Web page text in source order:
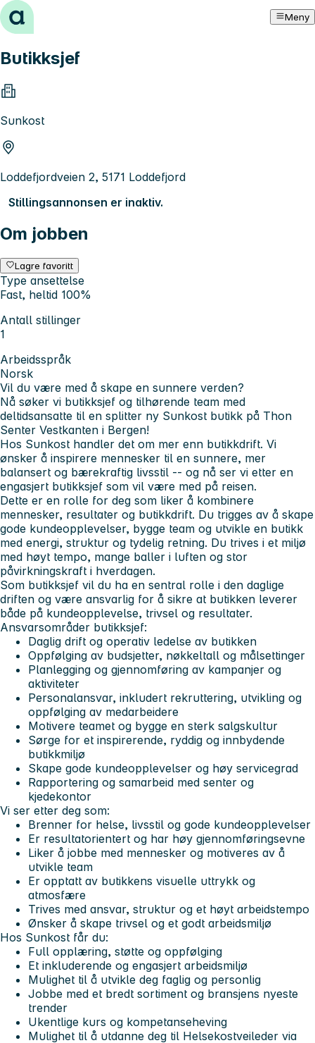
Hopp til innhold Meny
Butikksjef
Sunkost
Loddefjordveien 2, 5171 Loddefjord
Stillingsannonsen er inaktiv.
Om jobben
Lagre favoritt
Type ansettelse
Fast, heltid 100%
Antall stillinger
1
Arbeidsspråk
Norsk
Vil du være med å skape en sunnere verden?
Nå søker vi butikksjef og tilhørende team med
deltidsansatte til en splitter ny Sunkost butikk på Thon
Senter Vestkanten i Bergen!
Hos Sunkost handler det om mer enn butikkdrift. Vi
ønsker å inspirere mennesker til en sunnere, mer
balansert og bærekraftig livsstil -- og nå ser vi etter en
engasjert butikksjef som vil være med på reisen.
Dette er en rolle for deg som liker å kombinere
mennesker, resultater og butikkdrift. Du trigges av å skape
gode kundeopplevelser, bygge team og utvikle en butikk
med energi, struktur og tydelig retning. Du trives i et miljø
med høyt tempo, mange baller i luften og stor
påvirkningskraft i hverdagen.
Som butikksjef vil du ha en sentral rolle i den daglige
driften og være ansvarlig for å sikre at butikken leverer
både på kundeopplevelse, trivsel og resultater.
Ansvarsområder butikksjef:
Daglig drift og operativ ledelse av butikken
Oppfølging av budsjetter, nøkkeltall og målsettinger
Planlegging og gjennomføring av kampanjer og
aktiviteter
Personalansvar, inkludert rekruttering, utvikling og
oppfølging av medarbeidere
Motivere teamet og bygge en sterk salgskultur
Sørge for et inspirerende, ryddig og innbydende
butikkmiljø
Skape gode kundeopplevelser og høy servicegrad
Rapportering og samarbeid med senter og
kjedekontor
Vi ser etter deg som:
Brenner for helse, livsstil og gode kundeopplevelser
Er resultatorientert og har høy gjennomføringsevne
Liker å jobbe med mennesker og motiveres av å
utvikle team
Er opptatt av butikkens visuelle uttrykk og
atmosfære
Trives med ansvar, struktur og et høyt arbeidstempo
Ønsker å skape trivsel og et godt arbeidsmiljø
Hos Sunkost får du:
Full opplæring, støtte og oppfølging
Et inkluderende og engasjert arbeidsmiljø
Mulighet til å utvikle deg faglig og personlig
Jobbe med et bredt sortiment og bransjens nyeste
trender
Ukentlige kurs og kompetanseheving
Mulighet til å utdanne deg til Helsekostveileder via